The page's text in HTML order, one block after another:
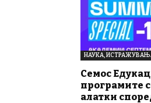
НАУКА,
Семос
програмите
алатки